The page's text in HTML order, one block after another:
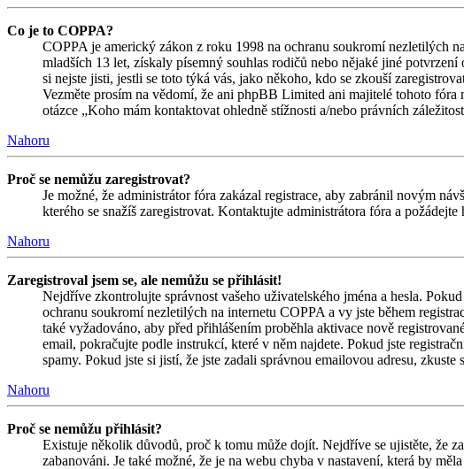
Co je to COPPA?
COPPA je americký zákon z roku 1998 na ochranu soukromí nezletilých
mladších 13 let, získaly písemný souhlas rodičů nebo nějaké jiné
si nejste jisti, jestli se toto týká vás, jako někoho, kdo se zkouší
Vezměte prosím na vědomí, že ani phpBB Limited ani majitelé tohoto
otázce „Koho mám kontaktovat ohledně stížnosti a/nebo právních
Nahoru
Proč se nemůžu zaregistrovat?
Je možné, že administrátor fóra zakázal registrace, aby zabránil novým
kterého se snažíš zaregistrovat. Kontaktujte administrátora fóra a požádejte
Nahoru
Zaregistroval jsem se, ale nemůžu se přihlásit!
Nejdříve zkontrolujte správnost vašeho uživatelského jména a hesla.
ochranu soukromí nezletilých na internetu COPPA a vy jste během
také vyžadováno, aby před přihlášením proběhla aktivace nově
email, pokračujte podle instrukcí, které v něm najdete. Pokud jste
spamy. Pokud jste si jistí, že jste zadali správnou emailovou adresu,
Nahoru
Proč se nemůžu přihlásit?
Existuje několik důvodů, proč k tomu může dojít. Nejdříve se ujistěte, že
zabanováni. Je také možné, že je na webu chyba v nastavení, která by